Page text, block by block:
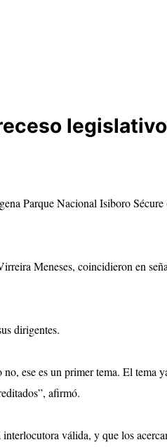
legislativo
Parque Nacional Isiboro
Meneses, coincidieron en
dirigentes.
ese es un primer tema. El tema
afirmó.
válida, y que los